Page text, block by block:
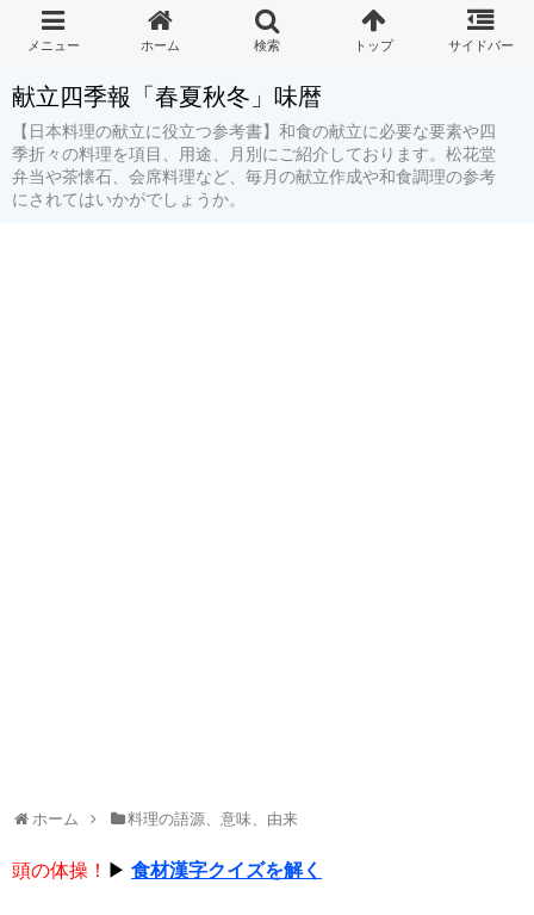
献立四季報「春夏秋冬」味暦
【日本料理の献立に役立つ参考書】和食の献立に必要な要素や四
季折々の料理を項目、用途、月別にご紹介しております。松花堂
弁当や茶懐石、会席料理など、毎月の献立作成や和食調理の参考
にされてはいかがでしょうか。
ホーム 料理の語源、意味、由来
頭の体操！ ▶ 食材漢字クイズを解く